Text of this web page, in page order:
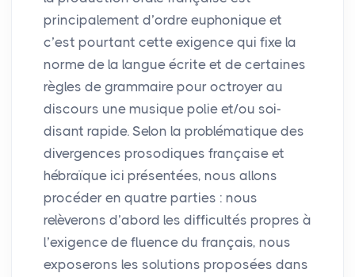
principalement d’ordre euphonique et
c’est pourtant cette exigence qui fixe la
norme de la langue écrite et de certaines
règles de grammaire pour octroyer au
discours une musique polie et/ou soi-
disant rapide. Selon la problématique des
divergences prosodiques française et
hébraïque ici présentées, nous allons
procéder en quatre parties : nous
relèverons d’abord les difficultés propres à
l’exigence de fluence du français, nous
exposerons les solutions proposées dans